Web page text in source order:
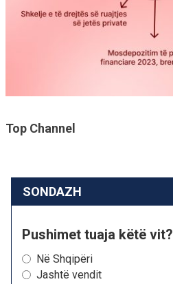
Top Channel
SONDAZH
Pushimet tuaja këtë vit?
Në Shqipëri
Jashtë vendit